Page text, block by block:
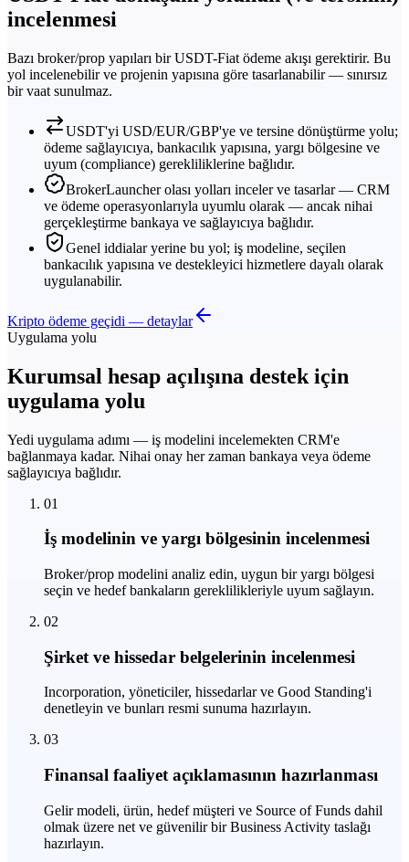
incelenmesi
Bazı broker/prop yapıları bir USDT-Fiat ödeme akışı gerektirir. Bu
yol incelenebilir ve projenin yapısına göre tasarlanabilir — sınırsız
bir vaat sunulmaz.
USDT'yi USD/EUR/GBP'ye ve tersine dönüştürme yolu;
ödeme sağlayıcıya, bankacılık yapısına, yargı bölgesine ve
uyum (compliance) gerekliliklerine bağlıdır.
BrokerLauncher olası yolları inceler ve tasarlar — CRM
ve ödeme operasyonlarıyla uyumlu olarak — ancak nihai
gerçekleştirme bankaya ve sağlayıcıya bağlıdır.
Genel iddialar yerine bu yol; iş modeline, seçilen
bankacılık yapısına ve destekleyici hizmetlere dayalı olarak
uygulanabilir.
Kripto ödeme geçidi — detaylar
Uygulama yolu
Kurumsal hesap açılışına destek için
uygulama yolu
Yedi uygulama adımı — iş modelini incelemekten CRM'e
bağlanmaya kadar. Nihai onay her zaman bankaya veya ödeme
sağlayıcıya bağlıdır.
01
İş modelinin ve yargı bölgesinin incelenmesi
Broker/prop modelini analiz edin, uygun bir yargı bölgesi
seçin ve hedef bankaların gereklilikleriyle uyum sağlayın.
02
Şirket ve hissedar belgelerinin incelenmesi
Incorporation, yöneticiler, hissedarlar ve Good Standing'i
denetleyin ve bunları resmi sunuma hazırlayın.
03
Finansal faaliyet açıklamasının hazırlanması
Gelir modeli, ürün, hedef müşteri ve Source of Funds dahil
olmak üzere net ve güvenilir bir Business Activity taslağı
hazırlayın.